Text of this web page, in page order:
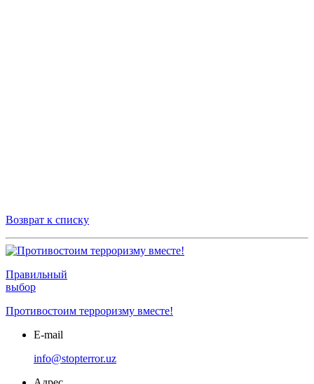
Возврат к списку
Правильный
выбор
Противостоим терроризму вместе!
E-mail
info@stopterror.uz